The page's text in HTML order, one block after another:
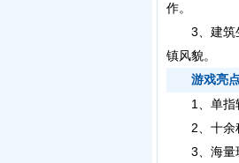
作。
3、建筑生
镇风貌。
游戏亮
1、单指轻
2、十余种
3、海量玩